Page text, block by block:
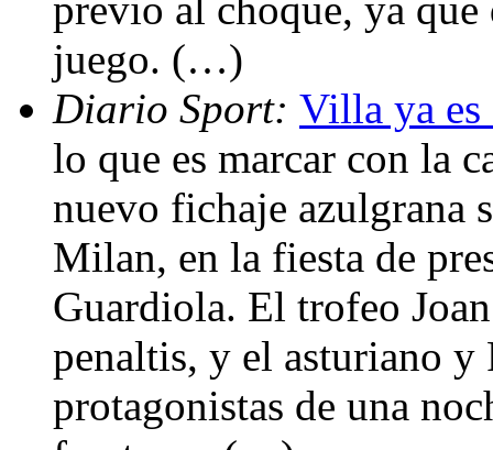
juego. (…)
Diario Sport: Villa ya es
lo que es marcar con la
nuevo fichaje azulgrana
Milan, en la fiesta de
Guardiola. El trofeo
penaltis, y el asturiano
protagonistas de una